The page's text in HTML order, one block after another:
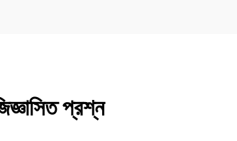
প্রশ্ন